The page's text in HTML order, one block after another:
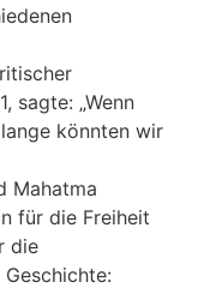
sagte: „Wenn
könnten wir
Mahatma
für die Freiheit
die